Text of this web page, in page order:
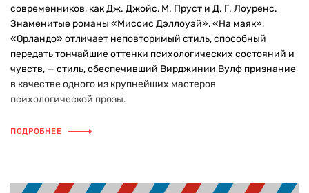
современников, как Дж. Джойс, М. Пруст и Д. Г. Лоуренс.
Знаменитые романы «Миссис Дэллоуэй», «На маяк»,
«Орландо» отличает неповторимый стиль, способный
передать тончайшие оттенки психологических состояний и
чувств, — стиль, обеспечивший Вирджинии Вулф признание
в качестве одного из крупнейших мастеров
психологической прозы.
ПОДРОБНЕЕ